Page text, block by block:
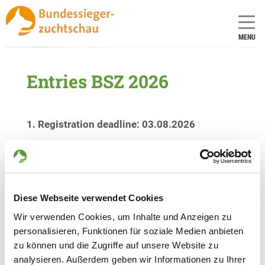
Diese Webseite verwendet Cookies
Wir verwenden Cookies, um Inhalte und Anzeigen zu
personalisieren, Funktionen für soziale Medien anbieten
zu können und die Zugriffe auf unsere Website zu
analysieren. Außerdem geben wir Informationen zu Ihrer
MENU
Entries BSZ 2026
1. Registration deadline: 03.08.2026
have to login with your SV or SV DOxS login
Shouldn’t you already have a SV login you would
have to create theSV login. This registriation is
free of charge.